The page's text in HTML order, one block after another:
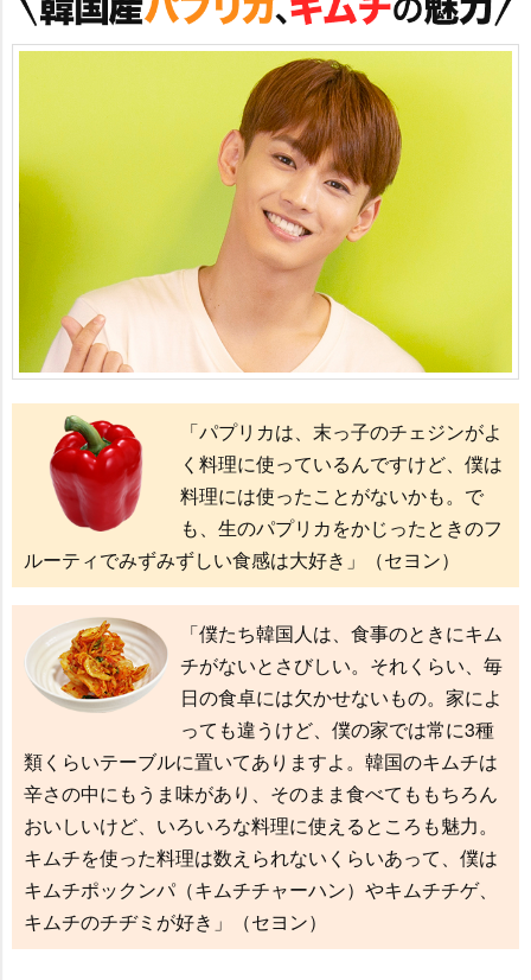
「パプリカは、末っ子のチェジンがよ
く料理に使っているんですけど、僕は
料理には使ったことがないかも。で
も、生のパプリカをかじったときのフ
ルーティでみずみずしい食感は大好き」（セヨン）
「僕たち韓国人は、食事のときにキム
チがないとさびしい。それくらい、毎
日の食卓には欠かせないもの。家によ
っても違うけど、僕の家では常に3種
類くらいテーブルに置いてありますよ。韓国のキムチは
辛さの中にもうま味があり、そのまま食べてももちろん
おいしいけど、いろいろな料理に使えるところも魅力。
キムチを使った料理は数えられないくらいあって、僕は
キムチポックンパ（キムチチャーハン）やキムチチゲ、
キムチのチヂミが好き」（セヨン）